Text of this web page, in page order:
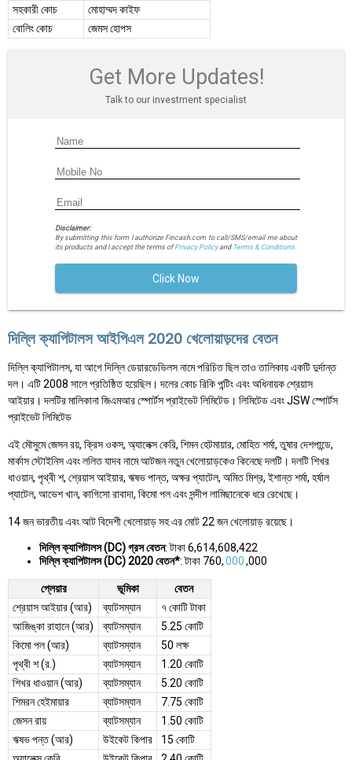
সহকারী কোচ
মোহাম্মদ কাইফ
বোলিং কোচ
জেমস হোপস
Get More Updates!
Talk to our investment specialist
Disclaimer:
By submitting this form I authorize Fincash.com to call/SMS/email me about
its products and I accept the terms ofPrivacy Policyand Terms & Conditions.
Click Now
দিল্লি ক্যাপিটালস আইপিএল 2020 খেলোয়াড়দের বেতন
দিল্লি ক্যাপিটালস, যা আগে দিল্লি ডেয়ারডেভিলস নামে পরিচিত ছিল তাও তালিকায় একটি দুর্দান্ত
দল। এটি 2008 সালে প্রতিষ্ঠিত হয়েছিল। দলের কোচ রিকি পন্টিং এবং অধিনায়ক শ্রেয়াস
আইয়ার। দলটির মালিকানা জিএমআর স্পোর্টস প্রাইভেট লিমিটেড। লিমিটেড এবং JSW স্পোর্টস
প্রাইভেট লিমিটেড
এই মৌসুমে জেসন রয়, ক্রিস ওকস, অ্যালেক্স কেরি, শিমন হেটমায়ার, মোহিত শর্মা, তুষার দেশপান্ডে,
মার্কাস স্টোইনিস এবং ললিত যাদব নামে আটজন নতুন খেলোয়াড়কেও কিনেছে দলটি। দলটি শিখর
ধাওয়ান, পৃথ্বী শ, শ্রেয়াস আইয়ার, ঋষভ পান্ত, অক্ষর প্যাটেল, অমিত মিশ্র, ইশান্ত শর্মা, হর্ষাল
প্যাটেল, আভেশ খান, কাগিসো রাবাদা, কিমো পল এবং সন্দীপ লামিছানেকে ধরে রেখেছে।
14 জন ভারতীয় এবং আট বিদেশী খেলোয়াড় সহ এর মোট 22 জন খেলোয়াড় রয়েছে।
দিল্লি ক্যাপিটালস (DC) গ্রস বেতন: টাকা 6,614,608,422
দিল্লি ক্যাপিটালস (DC) 2020 বেতন*: টাকা 760,000,000
প্লেয়ার ভূমিকা
বেতন
শ্রেয়াস আইয়ার (আর)
ব্যাটসম্যান
৭ কোটি টাকা
আজিঙ্কা রাহানে (আর)
ব্যাটসম্যান
5.25 কোটি
কিমো পল (আর)
ব্যাটসম্যান
50 লক্ষ
পৃথ্বী শ (র.)
ব্যাটসম্যান
1.20 কোটি
শিখর ধাওয়ান (আর)
ব্যাটসম্যান
5.20 কোটি
শিমরন হেইমায়ার
ব্যাটসম্যান
7.75 কোটি
জেসন রায়
ব্যাটসম্যান
1.50 কোটি
ঋষভ পন্ত (আর)
উইকেট কিপার
15 কোটি